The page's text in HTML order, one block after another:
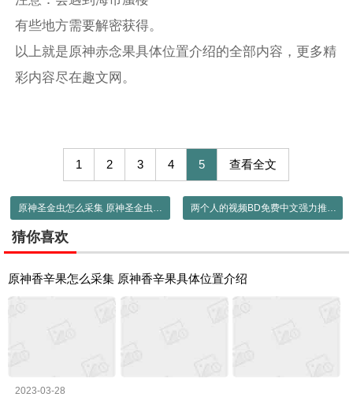
有些地方需要解密获得。
以上就是原神赤念果具体位置介绍的全部内容，更多精
彩内容尽在趣文网。
1 2 3 4 5 查看全文
原神圣金虫怎么采集 原神圣金虫具体位置介绍 两个人的视频BD免费中文强力推荐：这里的剧都非常精彩！
猜你喜欢
原神香辛果怎么采集 原神香辛果具体位置介绍
2023-03-28